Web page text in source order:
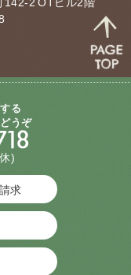
る
うぞ
)
求